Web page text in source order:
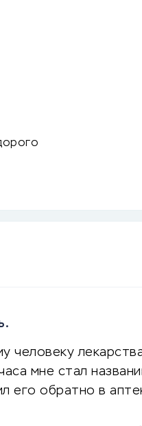
человеку
мне стал
его обратно в